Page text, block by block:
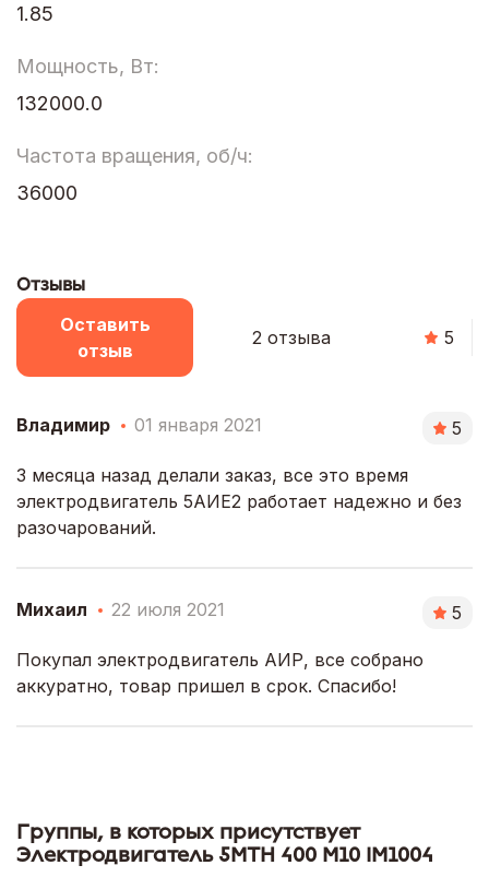
1.85
Мощность, Вт:
132000.0
Частота вращения, об/ч:
36000
Отзывы
5
2 отзыва
Оставить
отзыв
Владимир 01 января 2021 5
3 месяца назад делали заказ, все это время
электродвигатель 5АИЕ2 работает надежно и без
разочарований.
Михаил 22 июля 2021 5
Покупал электродвигатель АИР, все собрано
аккуратно, товар пришел в срок. Спасибо!
Группы, в которых присутствует
Электродвигатель 5МТН 400 М10 IM1004